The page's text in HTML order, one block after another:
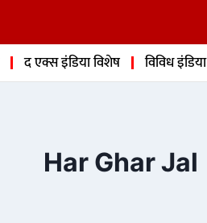
द एक्स इंडिया विशेष विविध इंडिया
Har Ghar Jal